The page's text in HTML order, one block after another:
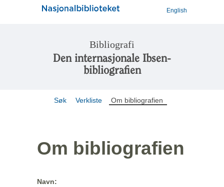
English
Bibliografi
Den internasjonale Ibsen-
bibliografien
Søk Verkliste Om bibliografien
Om bibliografien
Navn: